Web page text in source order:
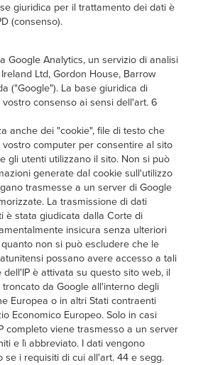
giuridica per il trattamento dei dati è
(consenso).
Google Analytics, un servizio di analisi
Ltd, Gordon House, Barrow
("Google"). La base giuridica di
consenso ai sensi dell'art. 6
anche dei "cookie", file di testo che
computer per consentire al sito
gli utenti utilizzano il sito. Non si può
generate dal cookie sull'utilizzo
trasmesse a un server di Google
La trasmissione di dati
è stata giudicata dalla Corte di
insicura senza ulteriori
non si può escludere che le
possano avere accesso a tali
dell'IP è attivata su questo sito web, il
da Google all'interno degli
Europea o in altri Stati contraenti
Economico Europeo. Solo in casi
completo viene trasmesso a un server
e lì abbreviato. I dati vengono
se i requisiti di cui all'art. 44 e segg.